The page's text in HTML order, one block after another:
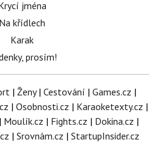
jména
Na křídlech
Karak
prosím!
| Ženy| Cestování | Games.cz |
| Osobnosti.cz | Karaoketexty.cz |
| Moulík.cz | Fights.cz | Dokina.cz |
| Srovnám.cz | StartupInsider.cz